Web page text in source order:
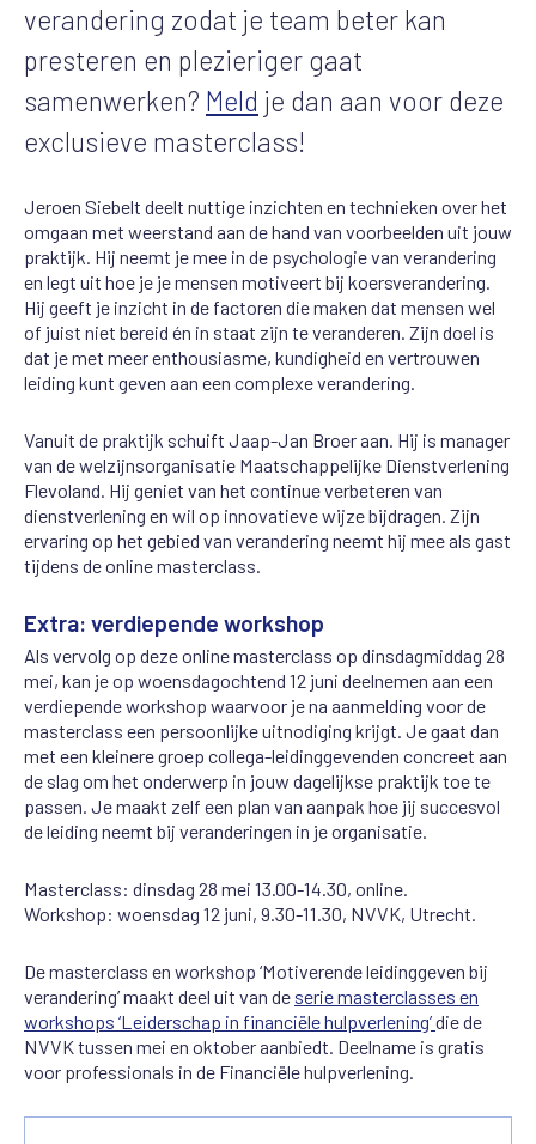
verandering zodat je team beter kan
presteren en plezieriger gaat
samenwerken? Meld je dan aan voor deze
exclusieve masterclass!
Jeroen Siebelt deelt nuttige inzichten en technieken over het
omgaan met weerstand aan de hand van voorbeelden uit jouw
praktijk. Hij neemt je mee in de psychologie van verandering
en legt uit hoe je je mensen motiveert bij koersverandering.
Hij geeft je inzicht in de factoren die maken dat mensen wel
of juist niet bereid én in staat zijn te veranderen. Zijn doel is
dat je met meer enthousiasme, kundigheid en vertrouwen
leiding kunt geven aan een complexe verandering.
Vanuit de praktijk schuift Jaap-Jan Broer aan. Hij is manager
van de welzijnsorganisatie Maatschappelijke Dienstverlening
Flevoland. Hij geniet van het continue verbeteren van
dienstverlening en wil op innovatieve wijze bijdragen. Zijn
ervaring op het gebied van verandering neemt hij mee als gast
tijdens de online masterclass.
Extra: verdiepende workshop
Als vervolg op deze online masterclass op dinsdagmiddag 28
mei, kan je op woensdagochtend 12 juni deelnemen aan een
verdiepende workshop waarvoor je na aanmelding voor de
masterclass een persoonlijke uitnodiging krijgt. Je gaat dan
met een kleinere groep collega-leidinggevenden concreet aan
de slag om het onderwerp in jouw dagelijkse praktijk toe te
passen. Je maakt zelf een plan van aanpak hoe jij succesvol
de leiding neemt bij veranderingen in je organisatie.
Masterclass: dinsdag 28 mei 13.00-14.30, online.
Workshop: woensdag 12 juni, 9.30-11.30, NVVK, Utrecht.
De masterclass en workshop ‘Motiverende leidinggeven bij
verandering’ maakt deel uit van de serie masterclasses en
workshops ‘Leiderschap in financiële hulpverlening’die de
NVVK tussen mei en oktober aanbiedt. Deelname is gratis
voor professionals in de Financiële hulpverlening.